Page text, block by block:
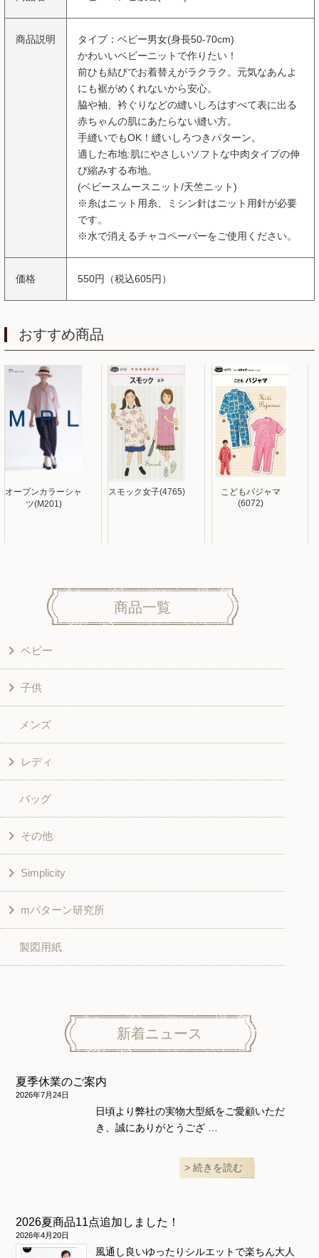
商品説明
タイプ：ベビー男女(身長50-70cm)
かわいいベビーニットで作りたい！
前ひも結びでお着替えがラクラク。元気なあんよ
にも裾がめくれないから安心。
脇や袖、衿ぐりなどの縫いしろはすべて表に出る
赤ちゃんの肌にあたらない縫い方。
手縫いでもOK！縫いしろつきパターン。
適した布地:肌にやさしいソフトな中肉タイプの伸
び縮みする布地。
(ベビースムースニット/天竺ニット)
※糸はニット用糸、ミシン針はニット用針が必要
です。
※水で消えるチャコペーパーをご使用ください。
価格 550円（税込605円）
おすすめ商品
オープンカラーシャ
ツ(M201)
スモック女子(4765)
こどもパジャマ
(6072)
商品一覧
ベビー
洋服
和風衣類
グッズ
子供
ワンピース
シャツ・ブラウス
スカート・パンツ
和風衣類
入園入学グッズ
その他
メンズ
レディ
シャツ・ブラウス
チュニック
ワンピース
ベスト・ジャケット・コート
スカート
ニット地専用
和風衣類
バッグ
その他
学校家庭科教材用
その他
Simplicity
こども＆ベビー
ボトムス
ワンピース＆スーツ
ウェディング・コスチューム
mパターン研究所
子供服
ワンピース
スカート・パンツ
製図用紙
新着ニュース
夏季休業のご案内
2026年7月24日
日頃より弊社の実物大型紙をご愛顧いただ
き、誠にありがとうござ …
続きを読む
2026夏商品11点追加しました！
2026年4月20日
風通し良いゆったりシルエットで楽ちん大人